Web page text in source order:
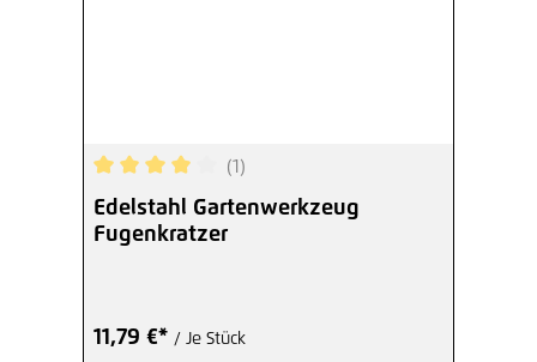
Durchschnittliche Bewertung von 4 von 5
(1)
Edelstahl Gartenwerkzeug
Fugenkratzer
11,79 €* / Je Stück